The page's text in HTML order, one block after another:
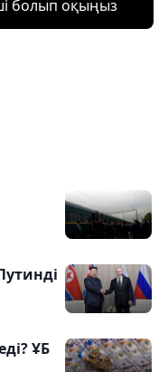
болып оқыңыз
ҰБ